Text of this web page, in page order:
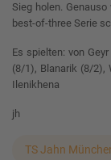
Sieg holen.
best-of-three Serie
Es spielten: von
(8/1), Blanarik (8/2),
Ilenikhena
jh
TS Jahn